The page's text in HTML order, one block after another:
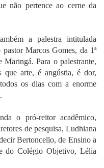
não pertence ao cerne da
a palestra intitulada
Marcos Gomes, da 1ª
Maringá. Para o palestrante,
que arte, é angústia, é dor,
os dias com a enorme
o pró-reitor acadêmico,
de pesquisa, Ludhiana
Bertoncello, de Ensino a
do Colégio Objetivo, Lélia